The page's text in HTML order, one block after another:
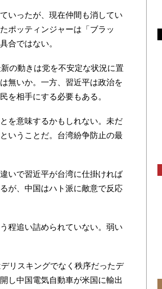
いったが、現在仲間も消してい
ポッティンジャーは「ブラッ
合ではない。
の動きは党を不安定な状況に置
無いか。一方、習近平は政治を
を相手にする必要もある。
を意味するかもしれない。未だ
いうことだ。台湾紛争防止の最
いで習近平が台湾に仕掛ければ
が、中国はハト派に敵意で反応
程追い詰められていない。弱い
リスキングでなく秩序だったデ
し中国電気自動車が米国に輸出